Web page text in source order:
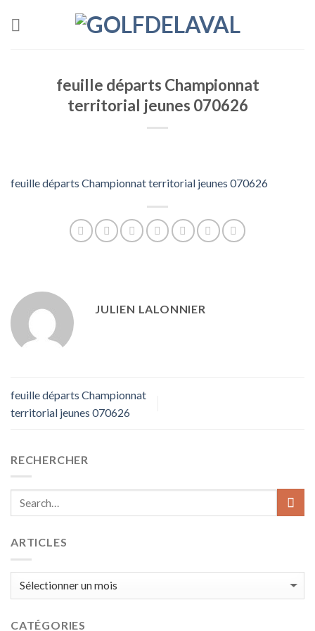
RECHERCHER
ARTICLES
ARTICLES
CATÉGORIES
feuille départs Championnat
territorial jeunes 070626
feuille départs Championnat territorial jeunes 070626
JULIEN LALONNIER
feuille départs Championnat
territorial jeunes 070626